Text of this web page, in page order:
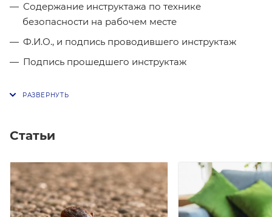
Содержание инструктажа по технике
безопасности на рабочем месте
Ф.И.О., и подпись проводившего инструктаж
Подпись прошедшего инструктаж
Статьи